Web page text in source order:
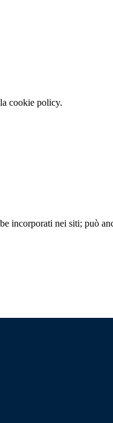
cookie policy.
incorporati nei siti; può